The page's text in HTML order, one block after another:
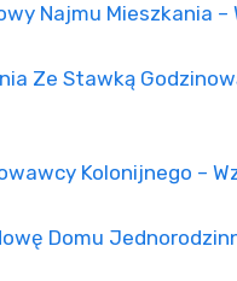
Najmu Mieszkania –
Ze Stawką
Kolonijnego –
Domu